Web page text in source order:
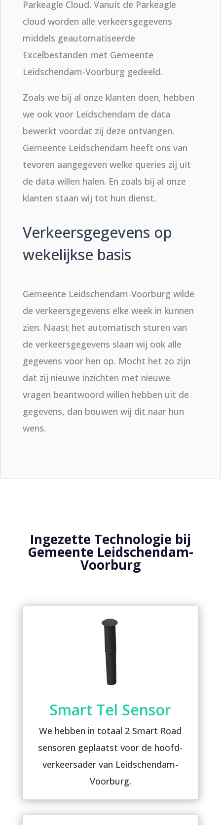
Parkeagle Cloud. Vanuit de Parkeagle
cloud worden alle verkeersgegevens
middels geautomatiseerde
Excelbestanden met Gemeente
Leidschendam-Voorburg gedeeld.
Zoals we bij al onze klanten doen, hebben
we ook voor Leidschendam de data
bewerkt voordat zij deze ontvangen.
Gemeente Leidschendam heeft ons van
tevoren aangegeven welke queries zij uit
de data willen halen. En zoals bij al onze
klanten staan wij tot hun dienst.
Verkeersgegevens op
wekelijkse basis
Gemeente Leidschendam-Voorburg wilde
de verkeersgegevens elke week in kunnen
zien. Naast het automatisch sturen van
de verkeersgegevens slaan wij ook alle
gegevens voor hen op. Mocht het zo zijn
dat zij nieuwe inzichten met nieuwe
vragen beantwoord willen hebben uit de
gegevens, dan bouwen wij dit naar hun
wens.
Ingezette Technologie bij
Gemeente Leidschendam-
Voorburg
Smart Tel Sensor
We hebben in totaal 2 Smart Road
sensoren geplaatst voor de hoofd-
verkeersader van Leidschendam-
Voorburg.